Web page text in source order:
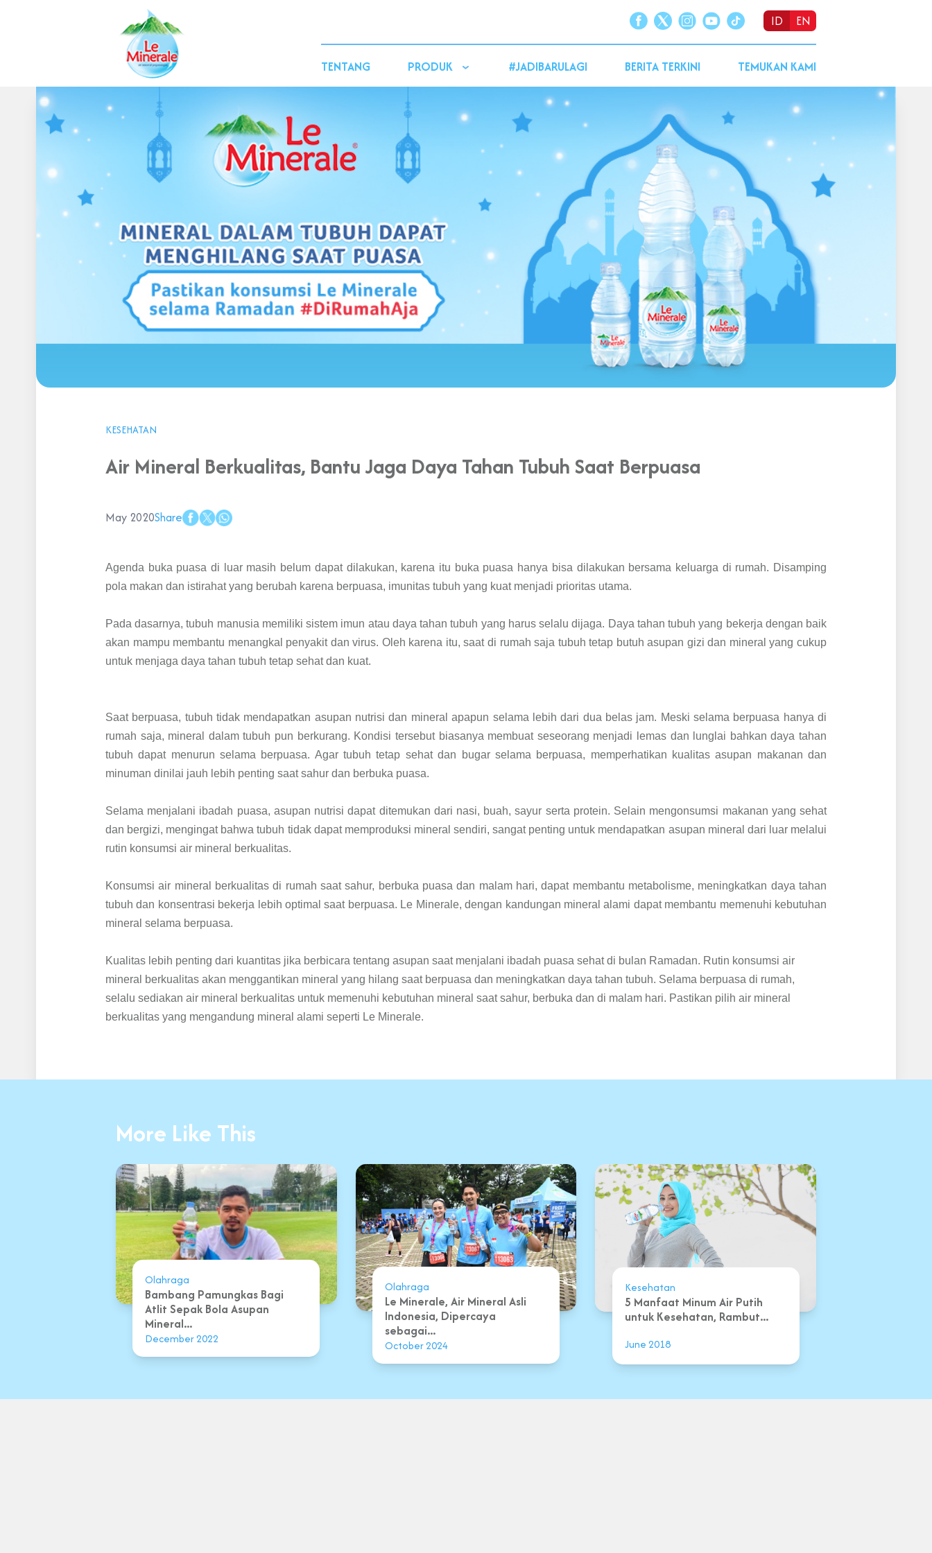
ID EN
TENTANG PRODUK #JADIBARULAGI BERITA TERKINI TEMUKAN KAMI
KESEHATAN
Air Mineral Berkualitas, Bantu Jaga Daya Tahan Tubuh Saat Berpuasa
May 2020Share
Agenda buka puasa di luar masih belum dapat dilakukan, karena itu buka puasa hanya bisa dilakukan bersama keluarga di rumah. Disamping
pola makan dan istirahat yang berubah karena berpuasa, imunitas tubuh yang kuat menjadi prioritas utama.
Pada dasarnya, tubuh manusia memiliki sistem imun atau daya tahan tubuh yang harus selalu dijaga. Daya tahan tubuh yang bekerja dengan baik
akan mampu membantu menangkal penyakit dan virus. Oleh karena itu, saat di rumah saja tubuh tetap butuh asupan gizi dan mineral yang cukup
untuk menjaga daya tahan tubuh tetap sehat dan kuat.
Saat berpuasa, tubuh tidak mendapatkan asupan nutrisi dan mineral apapun selama lebih dari dua belas jam. Meski selama berpuasa hanya di
rumah saja, mineral dalam tubuh pun berkurang. Kondisi tersebut biasanya membuat seseorang menjadi lemas dan lunglai bahkan daya tahan
tubuh dapat menurun selama berpuasa. Agar tubuh tetap sehat dan bugar selama berpuasa, memperhatikan kualitas asupan makanan dan
minuman dinilai jauh lebih penting saat sahur dan berbuka puasa.
Selama menjalani ibadah puasa, asupan nutrisi dapat ditemukan dari nasi, buah, sayur serta protein. Selain mengonsumsi makanan yang sehat
dan bergizi, mengingat bahwa tubuh tidak dapat memproduksi mineral sendiri, sangat penting untuk mendapatkan asupan mineral dari luar melalui
rutin konsumsi air mineral berkualitas.
Konsumsi air mineral berkualitas di rumah saat sahur, berbuka puasa dan malam hari, dapat membantu metabolisme, meningkatkan daya tahan
tubuh dan konsentrasi bekerja lebih optimal saat berpuasa. Le Minerale, dengan kandungan mineral alami dapat membantu memenuhi kebutuhan
mineral selama berpuasa.
Kualitas lebih penting dari kuantitas jika berbicara tentang asupan saat menjalani ibadah puasa sehat di bulan Ramadan. Rutin konsumsi air
mineral berkualitas akan menggantikan mineral yang hilang saat berpuasa dan meningkatkan daya tahan tubuh. Selama berpuasa di rumah,
selalu sediakan air mineral berkualitas untuk memenuhi kebutuhan mineral saat sahur, berbuka dan di malam hari. Pastikan pilih air mineral
berkualitas yang mengandung mineral alami seperti Le Minerale.
More Like This
Olahraga
Bambang Pamungkas Bagi
Atlit Sepak Bola Asupan
Mineral...
December 2022
Olahraga
Le Minerale, Air Mineral Asli
Indonesia, Dipercaya
sebagai...
October 2024
Kesehatan
5 Manfaat Minum Air Putih
untuk Kesehatan, Rambut...
June 2018